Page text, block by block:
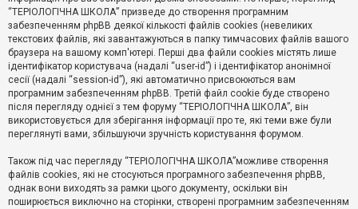
Т
е
м
и
б
е
з
в
і
д
о
і
д
е
й
“ТЕРІОЛОГІЧНА ШКОЛА” призведе до створення програмним
забезпеченням phpBB деякої кількості файлів cookies (невеликих
текстових файлів, які завантажуються в папку тимчасових файлів вашого
браузера на вашому комп'ютері. Перші два файли cookies містять лише
ідентифікатор користувача (надалі “user-id”) і ідентифікатор анонімної
сесії (надалі “session-id”), які автоматично присвоюються вам
програмним забезпеченням phpBB. Третій файл cookie буде створено
після перегляду однієї з тем форуму “ТЕРІОЛОГІЧНА ШКОЛА”, він
використовується для зберігання інформації про те, які теми вже були
переглянуті вами, збільшуючи зручність користування форумом.
Також під час перегляду “ТЕРІОЛОГІЧНА ШКОЛА”можливе створення
файлів cookies, які не стосуються програмного забезпечення phpBB,
однак вони виходять за рамки цього документу, оскільки він
поширюється виключно на сторінки, створені програмним забезпеченням